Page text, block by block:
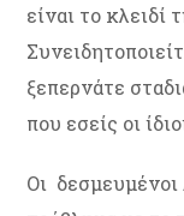
είναι το κλειδί
ξεπερνάτε
που εσείς οι
Οι δεσμευμένοι